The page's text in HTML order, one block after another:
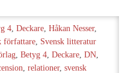
4, Deckare, Håkan Nesser,
författare, Svensk litteratur
, Betyg 4, Deckare, DN,
, relationer, svensk